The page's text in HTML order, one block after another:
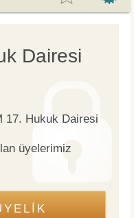
Dairesi
17. Hukuk Dairesi
üyelerimiz